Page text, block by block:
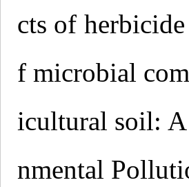
cts of
f microbial
icultural soil:
nmental